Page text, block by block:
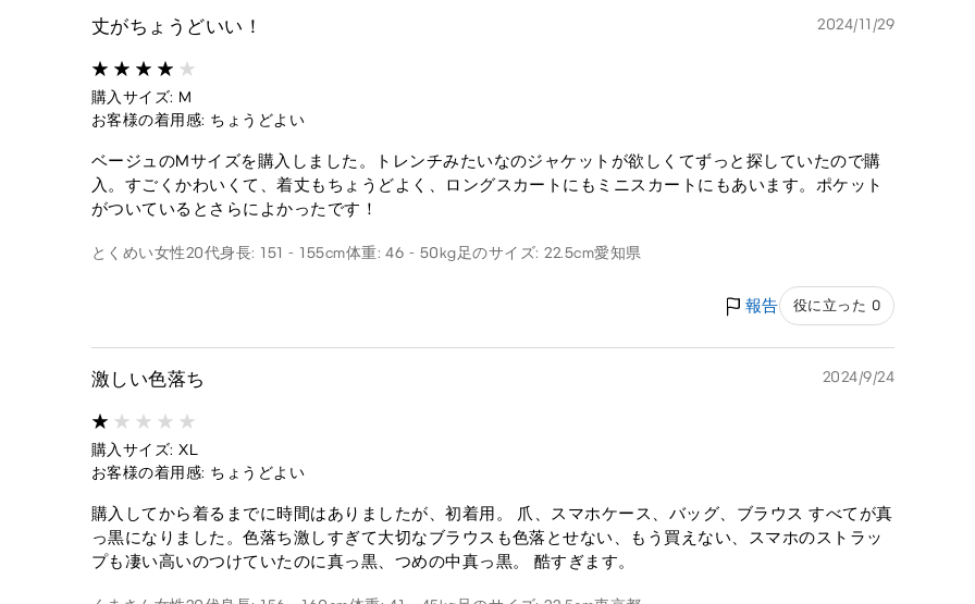
丈がちょうどいい！ 2024/11/29
購入サイズ: M
お客様の着用感: ちょうどよい
ベージュのMサイズを購入しました。トレンチみたいなのジャケットが欲しくてずっと探していたので購
入。すごくかわいくて、着丈もちょうどよく、ロングスカートにもミニスカートにもあいます。ポケット
がついているとさらによかったです！
とくめい女性20代身長: 151 - 155cm体重: 46 - 50kg足のサイズ: 22.5cm愛知県
報告 役に立った 0
激しい色落ち 2024/9/24
購入サイズ: XL
お客様の着用感: ちょうどよい
購入してから着るまでに時間はありましたが、初着用。 爪、スマホケース、バッグ、ブラウス すべてが真
っ黒になりました。色落ち激しすぎて大切なブラウスも色落とせない、もう買えない、スマホのストラッ
プも凄い高いのつけていたのに真っ黒、つめの中真っ黒。 酷すぎます。